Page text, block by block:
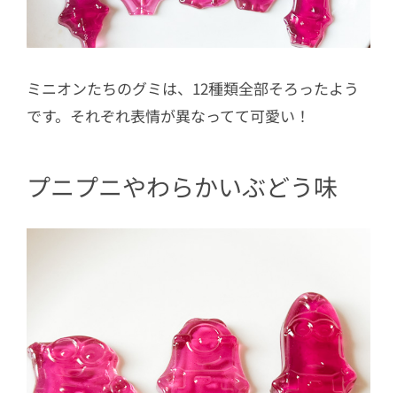
ミニオンたちのグミは、12種類全部そろったよう
です。それぞれ表情が異なってて可愛い！
プニプニやわらかいぶどう味